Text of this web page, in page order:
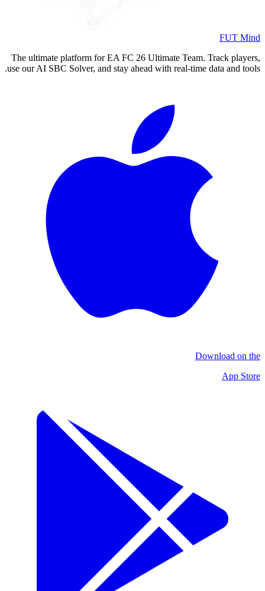
FUT Mind
The ultimate platform for EA FC 26 Ultimate Team. Track players,
use our AI SBC Solver, and stay ahead with real-time data and tools.
Download on the
App Store